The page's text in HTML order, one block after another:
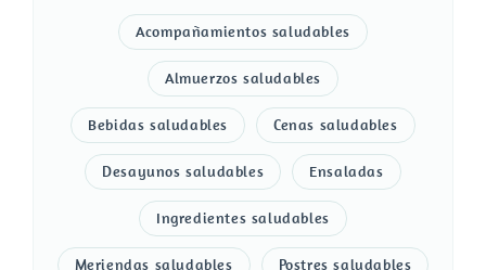
Acompañamientos saludables
Almuerzos saludables
Bebidas saludables Cenas saludables
Desayunos saludables Ensaladas
Ingredientes saludables
Meriendas saludables Postres saludables